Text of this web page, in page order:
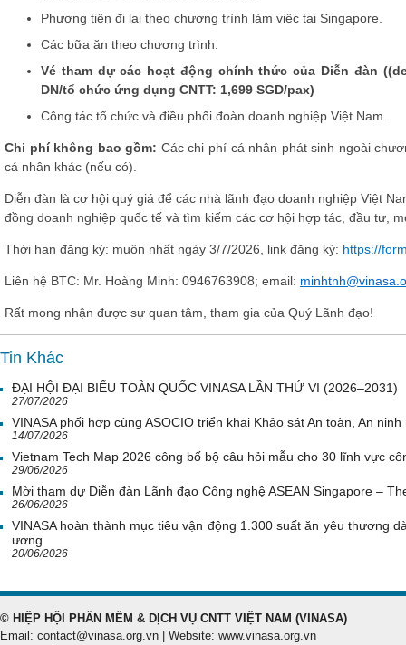
Phương tiện đi lại theo chương trình làm việc tại Singapore.
Các bữa ăn theo chương trình.
Vé tham dự các hoạt động chính thức của Diễn đàn
DN/tổ chức ứng dụng CNTT: 1,699 SGD/pax)
Công tác tổ chức và điều phối đoàn doanh nghiệp Việt Nam.
Chi phí không bao gồm: Các chi phí cá nhân phát sinh ngoài
cá nhân khác (nếu có).
Diễn đàn là cơ hội quý giá để các nhà lãnh đạo doanh nghiệp Việt
đồng doanh nghiệp quốc tế và tìm kiếm các cơ hội hợp tác, đầu tư,
Thời hạn đăng ký: muộn nhất ngày 3/7/2026, link đăng ký: https://
Liên hệ BTC: Mr. Hoàng Minh: 0946763908; email:
Rất mong nhận được sự quan tâm, tham gia của Quý Lãnh đạo!
Tin Khác
ĐẠI HỘI ĐẠI BIỂU TOÀN QUỐC VINASA LẦN THỨ VI (2026–2031)
27/07/2026
VINASA phối hợp cùng ASOCIO triển khai Khảo sát An toàn, An
14/07/2026
Vietnam Tech Map 2026 công bố bộ câu hỏi mẫu cho 30 lĩnh vực
29/06/2026
Mời tham dự Diễn đàn Lãnh đạo Công nghệ ASEAN Singapore –
26/06/2026
VINASA hoàn thành mục tiêu vận động 1.300 suất ăn yêu thương
ương
20/06/2026
© HIỆP HỘI PHẦN MỀM & DỊCH VỤ CNTT VIỆT NAM (VINASA)
Email: contact@vinasa.org.vn | Website: www.vinasa.org.vn